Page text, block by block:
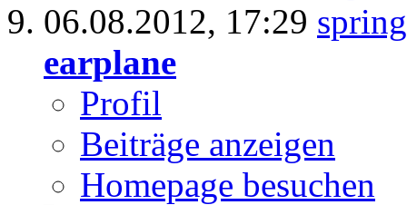
06.08.2012, 17:29
earplane
Profil
Beiträge anzeigen
Homepage besuchen